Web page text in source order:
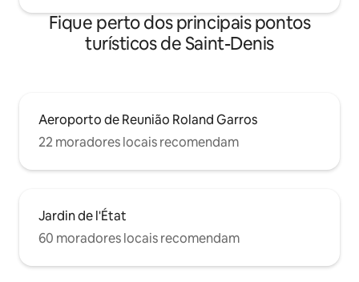
Fique perto dos principais pontos
turísticos de Saint-Denis
Aeroporto de Reunião Roland Garros
22 moradores locais recomendam
Jardin de l'État
60 moradores locais recomendam